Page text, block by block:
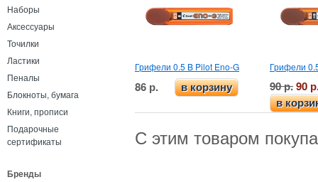
Наборы
Аксессуары
Точилки
Ластики
Пеналы
Блокноты, бумага
Книги, прописи
Подарочные
сертификаты
Бренды
Грифели 0.5 B Pilot Eno-G
86 р. в корзину
Грифели
90 р.90
в
С этим товаром